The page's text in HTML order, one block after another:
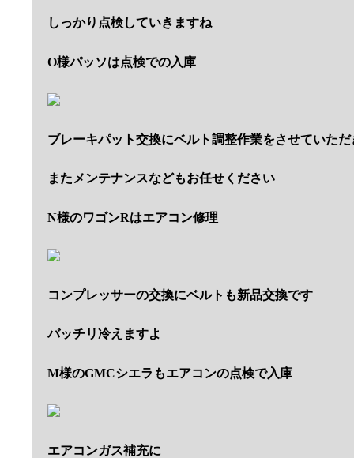
しっかり点検していきますね
O様パッソは点検での入庫
ブレーキパット交換にベルト調整作業をさせていた
またメンテナンスなどもお任せください
N様のワゴンRはエアコン修理
コンプレッサーの交換にベルトも新品交換です
バッチリ冷えますよ
M様のGMCシエラもエアコンの点検で入庫
エアコンガス補充に